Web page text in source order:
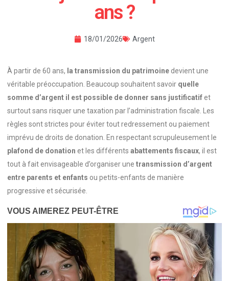
ans ?
18/01/2026 Argent
À partir de 60 ans, la transmission du patrimoine devient une
véritable préoccupation. Beaucoup souhaitent savoir quelle
somme d’argent il est possible de donner sans justificatifet
surtout sans risquer une taxation par l’administration fiscale. Les
règles sont strictes pour éviter tout redressement ou paiement
imprévu de droits de donation. En respectant scrupuleusement le
plafond de donation et les différents abattements fiscaux, il est
tout à fait envisageable d’organiser une transmission d’argent
entre parents et enfants ou petits-enfants de manière
progressive et sécurisée.